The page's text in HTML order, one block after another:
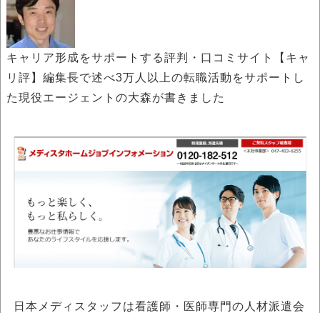
キャリア形成をサポートする評判・口コミサイト【キャ
リ評】編集長で述べ3万人以上の転職活動をサポートし
た現役エージェントの大森が書きました
日本メディスタッフは看護師・医師専門の人材派遣会